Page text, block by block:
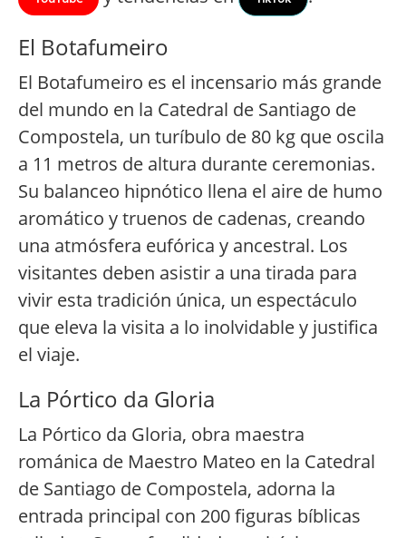
El Botafumeiro
El Botafumeiro es el incensario más grande
del mundo en la Catedral de Santiago de
Compostela, un turíbulo de 80 kg que oscila
a 11 metros de altura durante ceremonias.
Su balanceo hipnótico llena el aire de humo
aromático y truenos de cadenas, creando
una atmósfera eufórica y ancestral. Los
visitantes deben asistir a una tirada para
vivir esta tradición única, un espectáculo
que eleva la visita a lo inolvidable y justifica
el viaje.
La Pórtico da Gloria
La Pórtico da Gloria, obra maestra
románica de Maestro Mateo en la Catedral
de Santiago de Compostela, adorna la
entrada principal con 200 figuras bíblicas